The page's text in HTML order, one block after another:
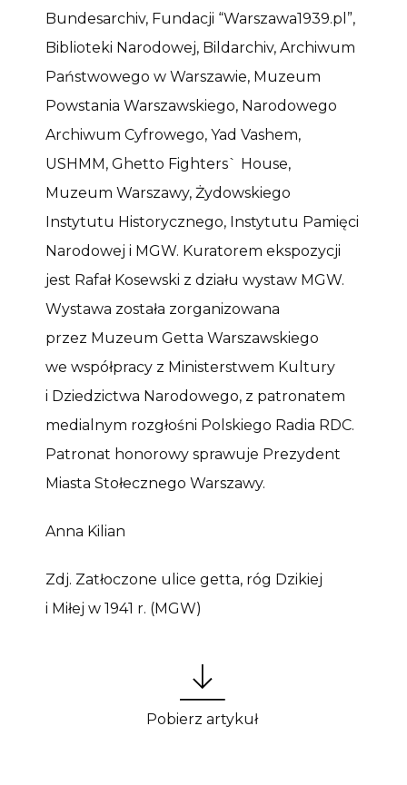
Bundesarchiv, Fundacji “Warszawa1939.pl”,
Biblioteki Narodowej, Bildarchiv, Archiwum
Państwowego w Warszawie, Muzeum
Powstania Warszawskiego, Narodowego
Archiwum Cyfrowego, Yad Vashem,
USHMM, Ghetto Fighters` House,
Muzeum Warszawy, Żydowskiego
Instytutu Historycznego, Instytutu Pamięci
Narodowej i MGW. Kuratorem ekspozycji
jest Rafał Kosewski z działu wystaw MGW.
Wystawa została zorganizowana
przez Muzeum Getta Warszawskiego
we współpracy z Ministerstwem Kultury
i Dziedzictwa Narodowego, z patronatem
medialnym rozgłośni Polskiego Radia RDC.
Patronat honorowy sprawuje Prezydent
Miasta Stołecznego Warszawy.
Anna Kilian
Zdj. Zatłoczone ulice getta, róg Dzikiej
i Miłej w 1941 r. (MGW)
Pobierz artykuł